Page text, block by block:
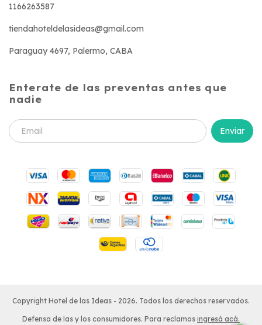
1166263587
tiendahoteldelasideas@gmail.com
Paraguay 4697, Palermo, CABA
Enterate de las preventas antes que
nadie
Copyright Hotel de las Ideas - 2026. Todos los derechos reservados.
Defensa de las y los consumidores. Para reclamos ingresá acá.